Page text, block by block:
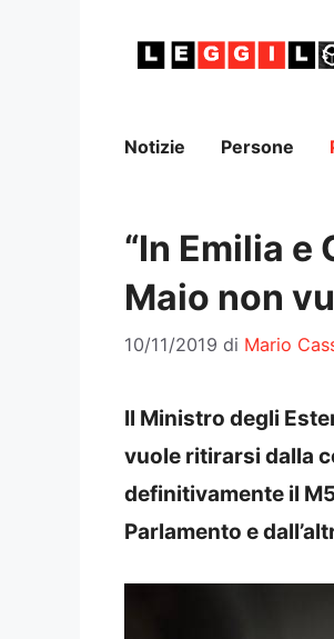
Notizie Persone
“In Emilia e
Maio non
10/11/2019 di Mario
Il Ministro degli
vuole ritirarsi dalla
definitivamente il
Parlamento e